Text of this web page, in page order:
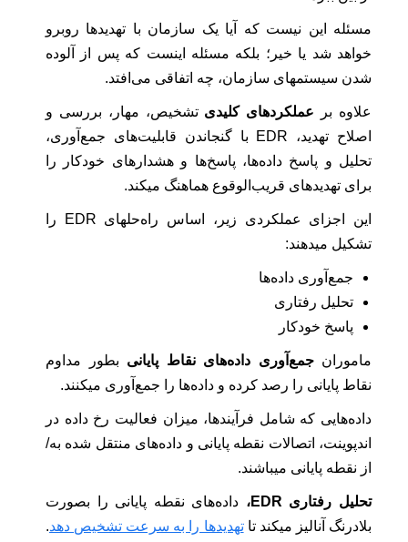
مسئله این نیست که آیا یک سازمان با تهدیدها روبرو
خواهد شد یا خیر؛ بلکه مسئله اینست که پس از آلوده
شدن سیستمهای سازمان، چه اتفاقی می‌افتد.
علاوه بر عملکردهای کلیدی تشخیص، مهار، بررسی و
اصلاح تهدید، EDR با گنجاندن قابلیت‌های جمع‌آوری،
تحلیل و پاسخ داده‌ها، پاسخ‌ها و هشدارهای خودکار را
برای تهدیدهای قریب‌الوقوع هماهنگ میکند.
این اجزای عملکردی زیر، اساس راه‌حلهای EDR را
تشکیل میدهند:
جمع‌آوری داده‌ها
تحلیل رفتاری
پاسخ خودکار
مامورانجمع‌آوری داده‌های نقاط پایانی بطور مداوم
نقاط پایانی را رصد کرده و داده‌ها را جمع‌آوری میکنند.
داده‌هایی که شامل فرآیندها، میزان فعالیت رخ داده در
اندپوینت، اتصالات نقطه پایانی و داده‌های منتقل شده به/
از نقطه پایانی میباشند.
تحلیل رفتاری EDR،
داده‌های نقطه پایانی را بصورت
بلادرنگ آنالیز میکند تاتهدیدها را به سرعت تشخیص دهد.